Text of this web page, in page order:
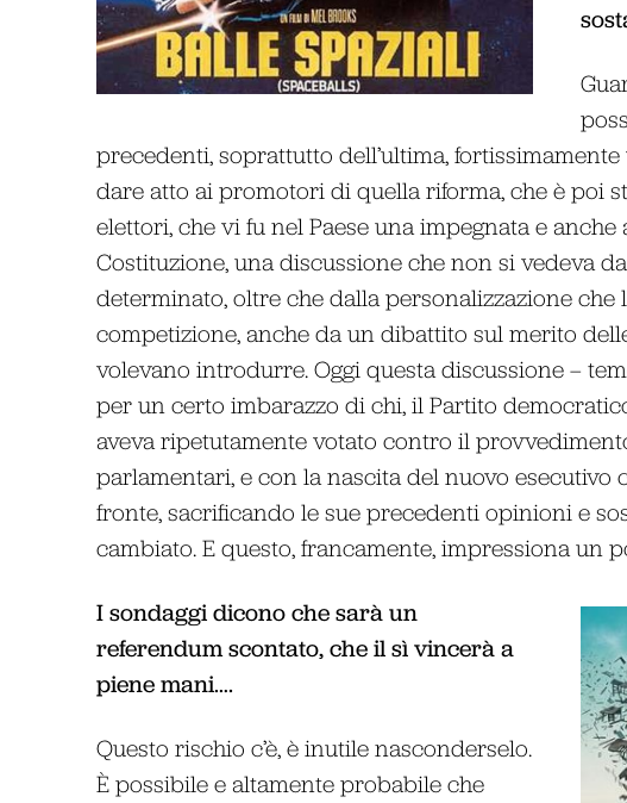
precedenti, soprattutto dell’ultima,
dare atto ai promotori di quella riforma, che è poi
elettori, che vi fu nel Paese una impegnata e
Costituzione, una discussione che non si vedeva
determinato, oltre che dalla personalizzazione che
competizione, anche da un dibattito sul merito
volevano introdurre. Oggi questa discussione –
per un certo imbarazzo di chi, il Partito
aveva ripetutamente votato contro il
parlamentari, e con la nascita del nuovo esecutivo
fronte, sacrificando le sue precedenti opinioni e
cambiato. E questo, francamente, impressiona un
I sondaggi dicono che sarà un
referendum scontato, che il sì vincerà a
piene mani….
Questo rischio c’è, è inutile nasconderselo.
È possibile e altamente probabile che